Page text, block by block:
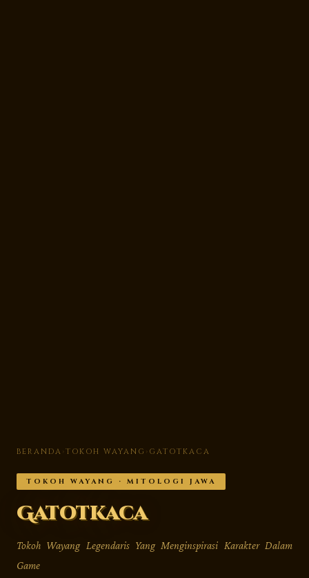
BERANDA ›TOKOH WAYANG › GATOTKACA
TOKOH WAYANG · MITOLOGI JAWA
Gatotkaca
Tokoh Wayang Legendaris Yang Menginspirasi Karakter Dalam
Game